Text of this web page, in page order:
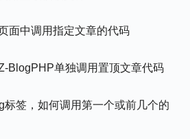
面中调用指定文章的代码
BlogPHP单独调用置顶文章代码
签，如何调用第一个或前几个的